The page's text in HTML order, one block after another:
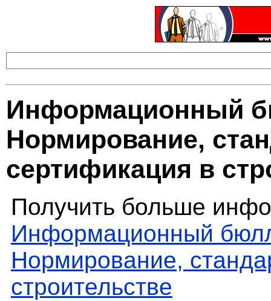
Информационный
Нормирование,
сертификация в
Получить больше
Информационный
Нормирование,
строительстве